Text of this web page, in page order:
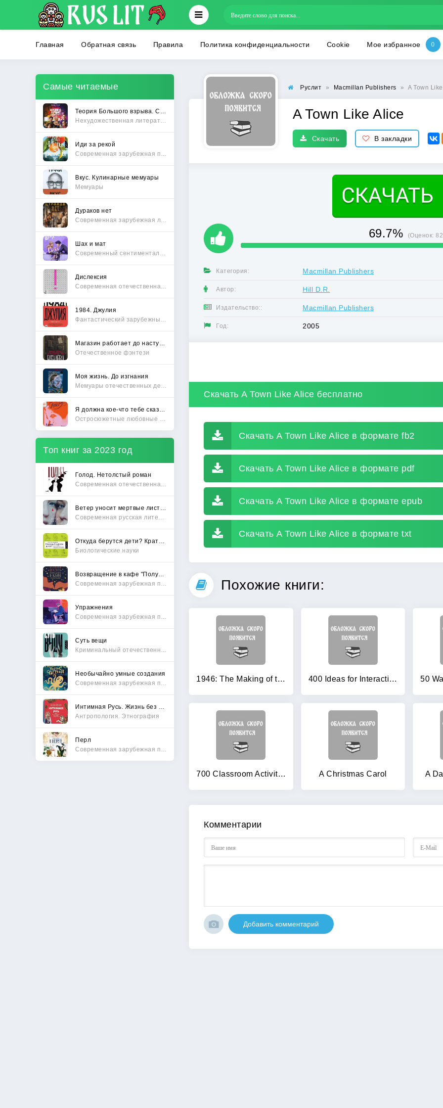
Главная Обратная связь Правила Политика конфиденциальности Cookie Мое избранное
Самые читаемые
Иди за рекой
Вкус. Кулинарные мемуары
Мемуары
Дураков нет
Шах и мат
Дислексия
1984. Джулия
Отечественное фэнтези
Моя жизнь. До изгнания
Топ книг за 2023 год
Голод. Нетолстый роман
Биологические науки
Упражнения
Суть вещи
Необычайно умные создания
Антропология. Этнография
Перл
Руслит » Macmillan Publishers » A Town
A Town Like Alice
Скачать В закладки
69.7% (Оценок:
Категория: Macmillan Publishers
Автор: Hill D.R.
Издательство:: Macmillan Publishers
Год: 2005
Скачать A Town Like Alice бесплатно
Скачать A Town Like Alice в формате fb2
Скачать A Town Like Alice в формате pdf
Скачать A Town Like Alice в формате epub
Скачать A Town Like Alice в формате txt
Похожие книги:
1946: The Making of the Modern World 400 Ideas for Interactive Whiteboards
700 Classroom Activities A Christmas Carol A
Комментарии